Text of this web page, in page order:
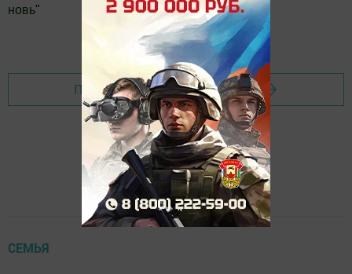
новь"
Добавить Шешминскую новь в Яндекс.Новости
Перейти на страницу новости
СЕМЬЯ